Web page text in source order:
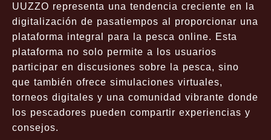
UUZZO representa una tendencia creciente en la
digitalización de pasatiempos al proporcionar una
plataforma integral para la pesca online. Esta
plataforma no solo permite a los usuarios
participar en discusiones sobre la pesca, sino
que también ofrece simulaciones virtuales,
torneos digitales y una comunidad vibrante donde
los pescadores pueden compartir experiencias y
consejos.